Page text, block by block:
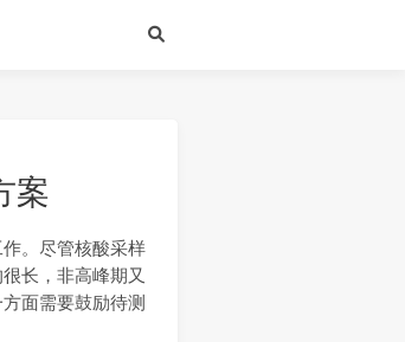
案
。尽管核酸采样
长，非高峰期又
面需要鼓励待测